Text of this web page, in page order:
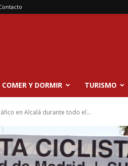
COMER Y DORMIR TURISMO
en Alcalá durante todo el...